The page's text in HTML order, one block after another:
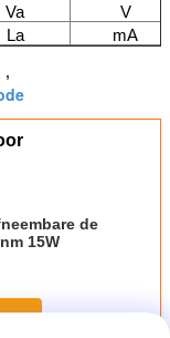
Va
V
La mA
,
de
15W